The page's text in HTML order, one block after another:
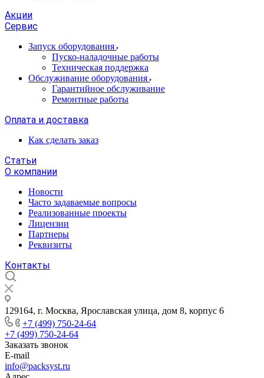
Акции
Сервис
Запуск оборудования
Пуско-наладочные работы
Техническая поддержка
Обслуживание оборудования
Гарантийное обслуживание
Ремонтные работы
Оплата и доставка
Как сделать заказ
Статьи
О компании
Новости
Часто задаваемые вопросы
Реализованные проекты
Лицензии
Партнеры
Реквизиты
Контакты
129164, г. Москва, Ярославская улица, дом 8, корпус 6
+7 (499) 750-24-64
+7 (499) 750-24-64
Заказать звонок
E-mail
info@packsyst.ru